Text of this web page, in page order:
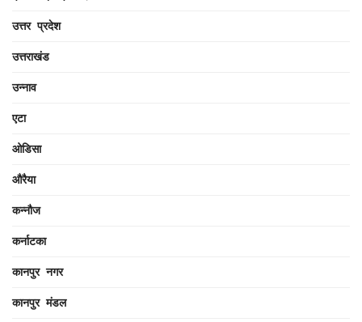
उत्तर प्रदेश
उत्तराखंड
उन्नाव
एटा
ओडिसा
औरैया
कन्नौज
कर्नाटका
कानपुर नगर
कानपुर मंडल